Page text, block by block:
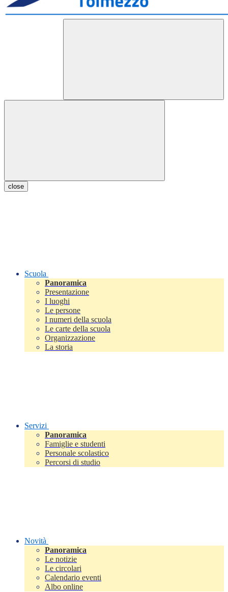
close
Scuola
Panoramica
Presentazione
I luoghi
Le persone
I numeri della scuola
Le carte della scuola
Organizzazione
La storia
Servizi
Panoramica
Famiglie e studenti
Personale scolastico
Percorsi di studio
Novità
Panoramica
Le notizie
Le circolari
Calendario eventi
Albo online